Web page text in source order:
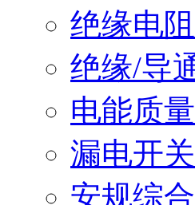
绝缘电
绝缘/导
电能质
漏电开
安规综